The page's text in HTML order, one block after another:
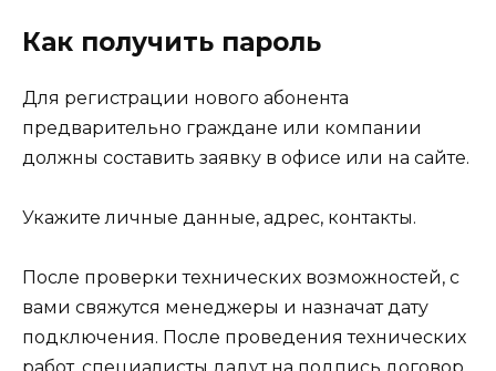
Как получить пароль
Для регистрации нового абонента
предварительно граждане или компании
должны составить заявку в офисе или на сайте.
Укажите личные данные, адрес, контакты.
После проверки технических возможностей, с
вами свяжутся менеджеры и назначат дату
подключения. После проведения технических